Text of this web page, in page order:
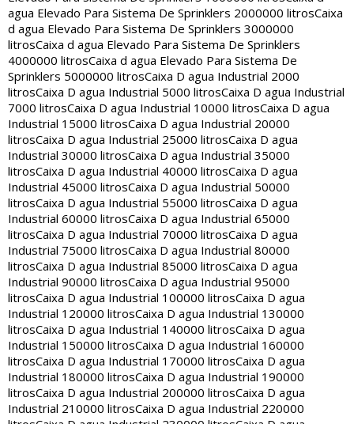
agua Elevado Para Sistema De Sprinklers 2000000 litrosCaixa
d agua Elevado Para Sistema De Sprinklers 3000000
litrosCaixa d agua Elevado Para Sistema De Sprinklers
4000000 litrosCaixa d agua Elevado Para Sistema De
Sprinklers 5000000 litrosCaixa D agua Industrial 2000
litrosCaixa D agua Industrial 5000 litrosCaixa D agua Industrial
7000 litrosCaixa D agua Industrial 10000 litrosCaixa D agua
Industrial 15000 litrosCaixa D agua Industrial 20000
litrosCaixa D agua Industrial 25000 litrosCaixa D agua
Industrial 30000 litrosCaixa D agua Industrial 35000
litrosCaixa D agua Industrial 40000 litrosCaixa D agua
Industrial 45000 litrosCaixa D agua Industrial 50000
litrosCaixa D agua Industrial 55000 litrosCaixa D agua
Industrial 60000 litrosCaixa D agua Industrial 65000
litrosCaixa D agua Industrial 70000 litrosCaixa D agua
Industrial 75000 litrosCaixa D agua Industrial 80000
litrosCaixa D agua Industrial 85000 litrosCaixa D agua
Industrial 90000 litrosCaixa D agua Industrial 95000
litrosCaixa D agua Industrial 100000 litrosCaixa D agua
Industrial 120000 litrosCaixa D agua Industrial 130000
litrosCaixa D agua Industrial 140000 litrosCaixa D agua
Industrial 150000 litrosCaixa D agua Industrial 160000
litrosCaixa D agua Industrial 170000 litrosCaixa D agua
Industrial 180000 litrosCaixa D agua Industrial 190000
litrosCaixa D agua Industrial 200000 litrosCaixa D agua
Industrial 210000 litrosCaixa D agua Industrial 220000